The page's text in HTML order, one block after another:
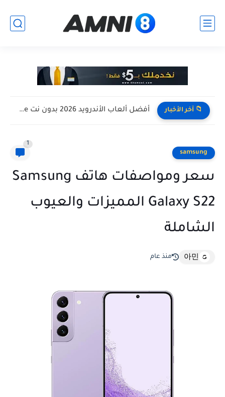
📁 آخر الأخبار أفضل ألعاب الأندرويد 2026 بدون نت Offline للأجهزة الضعيفة
samsung
1
سعر ومواصفات هاتف Samsung
Galaxy S22 المميزات والعيوب
الشاملة
아민 منذ عام